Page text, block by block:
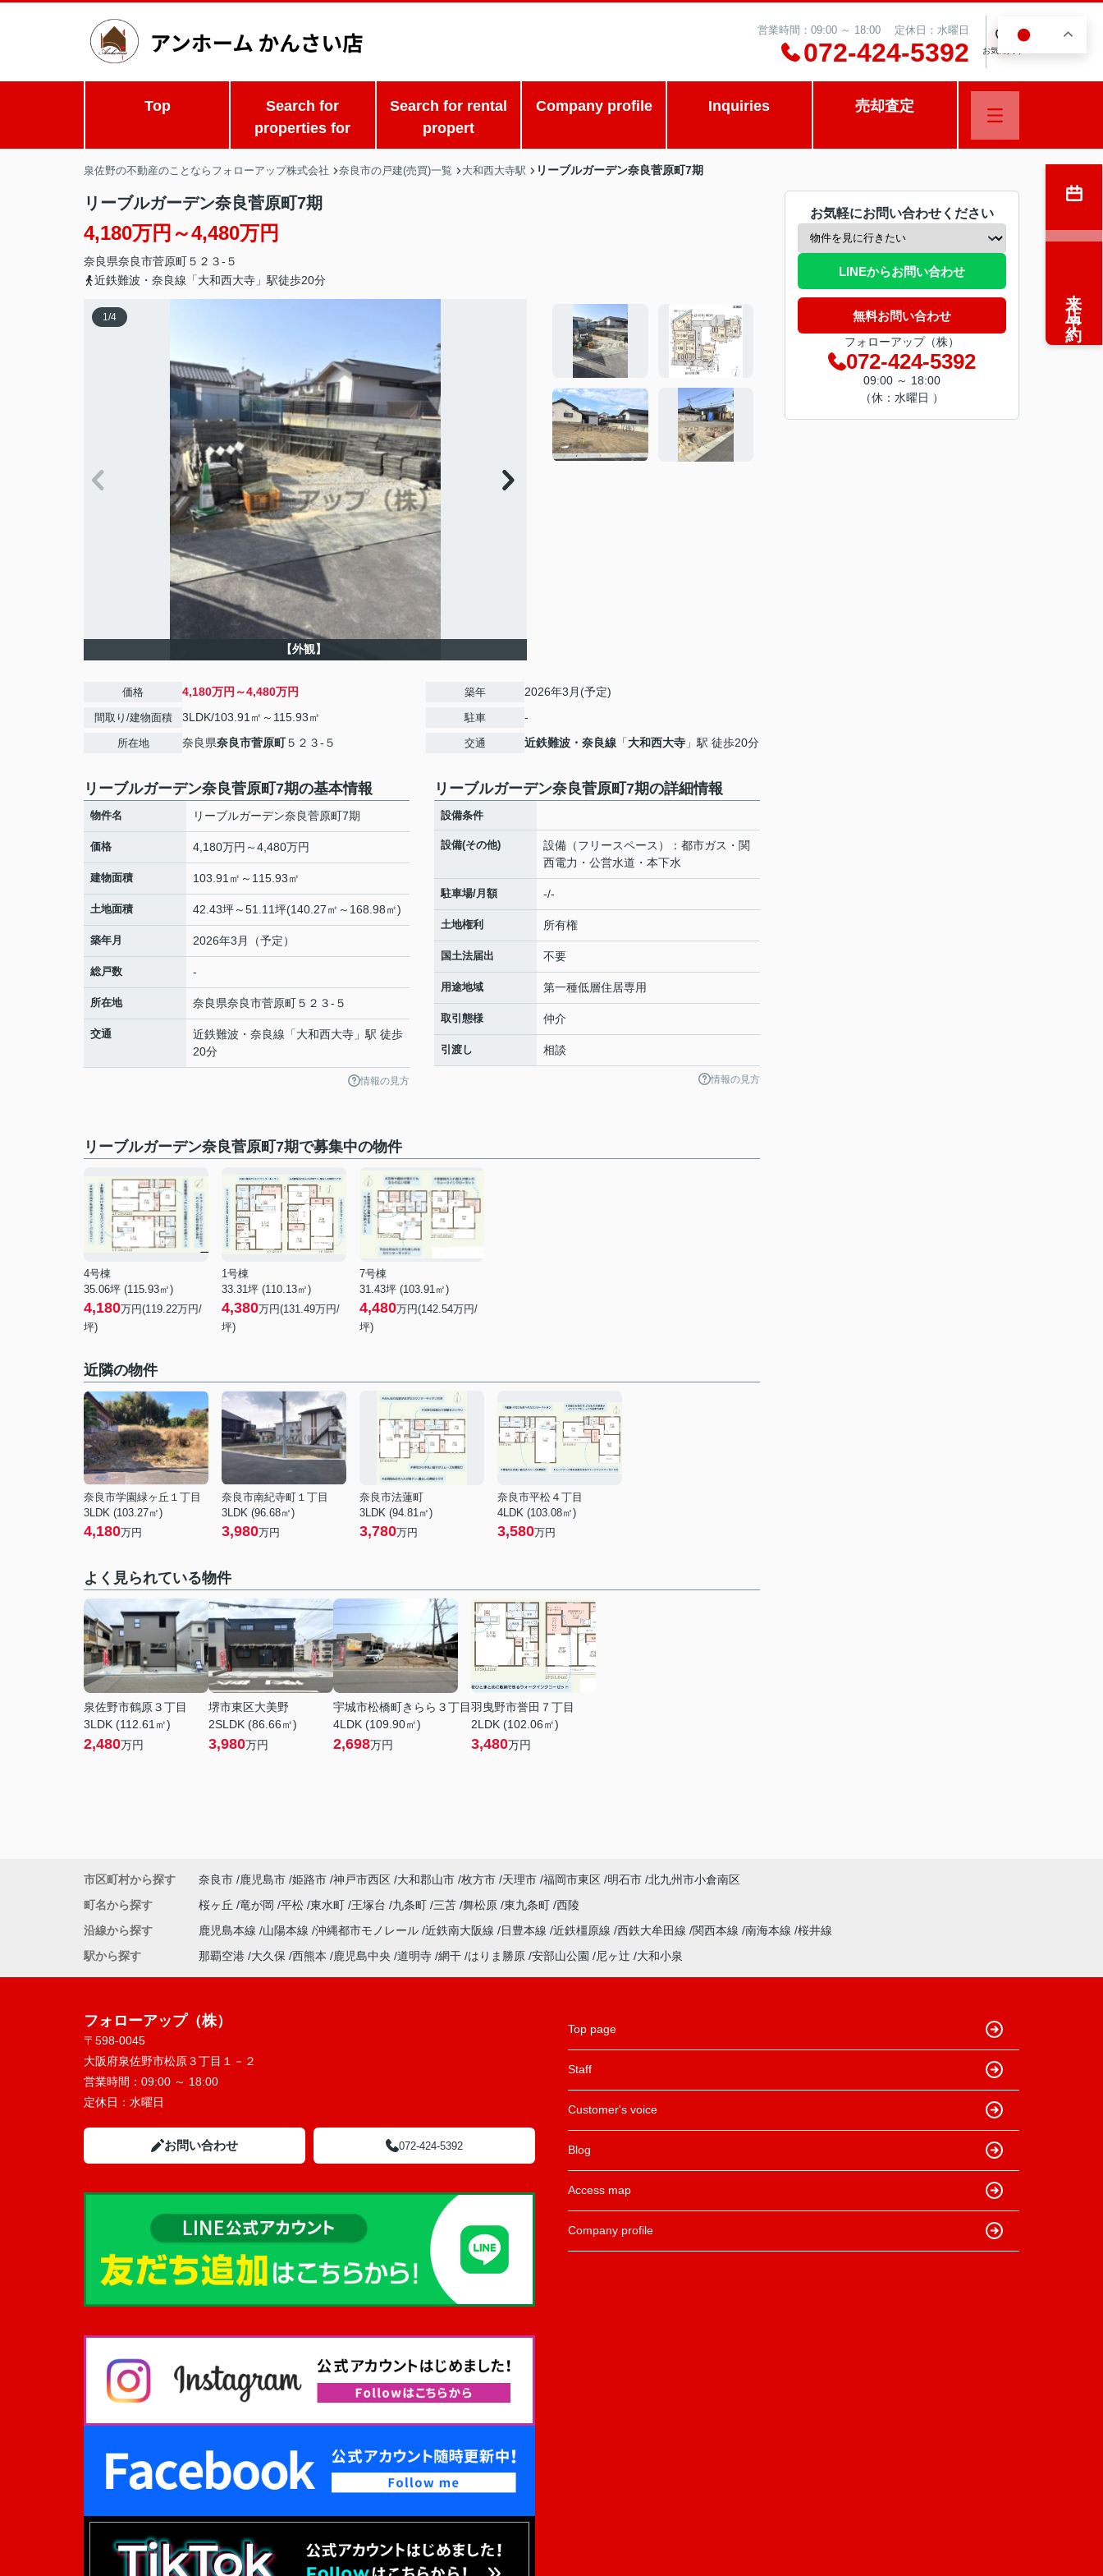
営業時間：09:00 ～ 18:00 定休日：水曜日
072-424-5392 お気に入り
Top
Search for
properties for
Search for rental
propert
Company profile Inquiries 売却査定
泉佐野の不動産のことならフォローアップ株式会社 奈良市の戸建(売買)一覧 大和西大寺駅 リーブルガーデン奈良菅原町7期
リーブルガーデン奈良菅原町7期
4,180万円～4,480万円
奈良県奈良市菅原町５２３-５
近鉄難波・奈良線「大和西大寺」駅徒歩20分
1/4
【外観】
価格 4,180万円～4,480万円
間取り/建物面積 3LDK/103.91㎡～115.93㎡
所在地 奈良県奈良市菅原町５２３-５
築年 2026年3月(予定)
駐車 -
交通 近鉄難波・奈良線 「大和西大寺 」駅 徒歩20分
リーブルガーデン奈良菅原町7期の基本情報
物件名 リーブルガーデン奈良菅原町7期
価格 4,180万円～4,480万円
建物面積 103.91㎡～115.93㎡
土地面積 42.43坪～51.11坪(140.27㎡～168.98㎡)
築年月 2026年3月（予定）
総戸数 -
所在地 奈良県奈良市菅原町５２３-５
交通 近鉄難波・奈良線 「大和西大寺 」駅 徒歩
20分
情報の見方
リーブルガーデン奈良菅原町7期の詳細情報
設備条件
設備(その他)
設備（フリースペース）：都市ガス・関
西電力・公営水道・本下水
駐車場/月額 -/-
土地権利 所有権
国土法届出 不要
用途地域 第一種低層住居専用
取引態様 仲介
引渡し 相談
情報の見方
リーブルガーデン奈良菅原町7期で募集中の物件
4号棟
35.06坪 (115.93㎡)
4,180万円(119.22万円/
坪)
1号棟
33.31坪 (110.13㎡)
4,380万円(131.49万円/
坪)
7号棟
31.43坪 (103.91㎡)
4,480万円(142.54万円/
坪)
近隣の物件
奈良市学園緑ヶ丘１丁目
3LDK (103.27㎡)
4,180万円
奈良市南紀寺町１丁目
3LDK (96.68㎡)
3,980万円
奈良市法蓮町
3LDK (94.81㎡)
3,780万円
奈良市平松４丁目
4LDK (103.08㎡)
3,580万円
よく見られている物件
泉佐野市鶴原３丁目
3LDK (112.61㎡)
2,480万円
堺市東区大美野
2SLDK (86.66㎡)
3,980万円
宇城市松橋町きらら３丁目
4LDK (109.90㎡)
2,698万円
羽曳野市誉田７丁目
2LDK (102.06㎡)
3,480万円
お気軽にお問い合わせください
LINEからお問い合わせ
無料お問い合わせ
フォローアップ（株）
072-424-5392
09:00 ～ 18:00
（休：水曜日 ）
来店予約
市区町村から探す 奈良市 鹿児島市 姫路市 神戸市西区 大和郡山市 枚方市 天理市 福岡市東区 明石市 北九州市小倉南区
町名から探す
桜ヶ丘 竜が岡 平松 東水町 王塚台 九条町 三苫 舞松原 東九条町 西陵
沿線から探す
鹿児島本線 山陽本線 沖縄都市モノレール 近鉄南大阪線 日豊本線 近鉄橿原線 西鉄大牟田線 関西本線 南海本線 桜井線
駅から探す
那覇空港 大久保 西熊本 鹿児島中央 道明寺 網干 はりま勝原 安部山公園 尼ヶ辻 大和小泉
フォローアップ（株）
〒598-0045
大阪府泉佐野市松原３丁目１－２
営業時間： 09:00 ～ 18:00
定休日： 水曜日
お問い合わせ 072-424-5392
Top page
Staff
Customer's voice
Blog
Access map
Company profile